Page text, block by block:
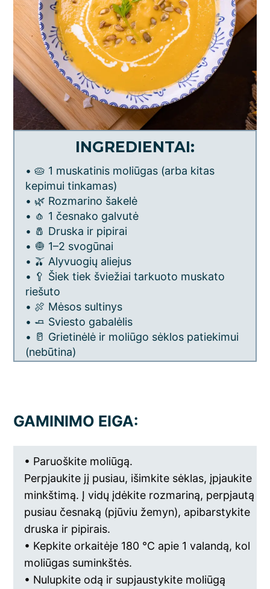
INGREDIENTAI:
• 🥧 1 muskatinis moliūgas (arba kitas
kepimui tinkamas)
• 🌿 Rozmarino šakelė
• 🧄 1 česnako galvutė
• 🧂 Druska ir pipirai
• 🧅 1–2 svogūnai
• 🫒 Alyvuogių aliejus
• 🥄 Šiek tiek šviežiai tarkuoto muskato
riešuto
• 🍖 Mėsos sultinys
• 🧈 Sviesto gabalėlis
• 🥛 Grietinėlė ir moliūgo sėklos patiekimui
(nebūtina)
GAMINIMO EIGA:
• Paruoškite moliūgą.
Perpjaukite jį pusiau, išimkite sėklas, įpjaukite
minkštimą. Į vidų įdėkite rozmariną, perpjautą
pusiau česnaką (pjūviu žemyn), apibarstykite
druska ir pipirais.
• Kepkite orkaitėje 180 °C apie 1 valandą, kol
moliūgas suminkštės.
• Nulupkite odą ir supjaustykite moliūgą